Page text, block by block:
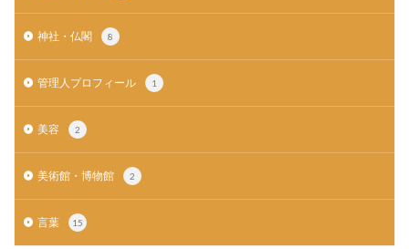
神社・仏閣 8
管理人プロフィール 1
美容 2
美術館・博物館 2
言葉 15